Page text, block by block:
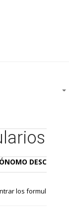
los formularios,